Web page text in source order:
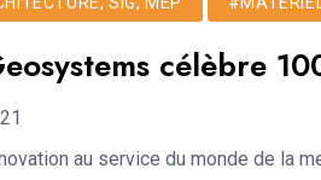
célèbre
au service du monde de la